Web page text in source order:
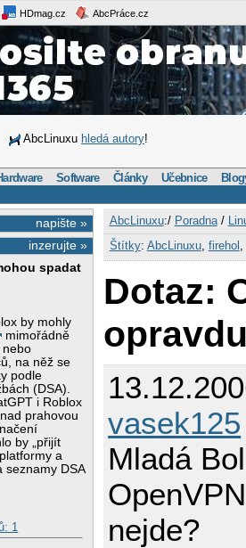
HDmag.cz AbcPráce.cz
AbcLinuxu hledá autory!
Software Články Učebnice
napište »
inzerujte »
spadat
by mohly
mimořádně
nebo
na něž se
podle
(DSA).
i Roblox
prahovou
by „přijít
a
seznamy DSA
1
AbcLinuxu:/ Poradna/
Štítky: AbcLinuxu, firehol
Dotaz:
vasek125
Mladá
nejde?